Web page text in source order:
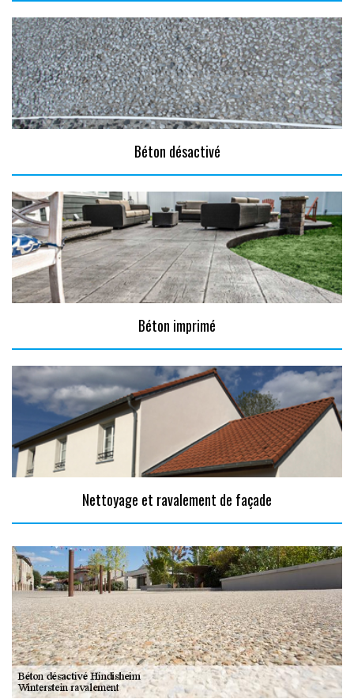
Béton désactivé
Béton imprimé
Nettoyage et ravalement de façade